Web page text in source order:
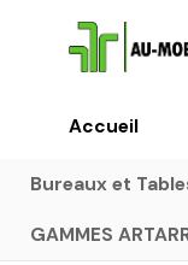
Accueil
Bureaux et
GAMMES